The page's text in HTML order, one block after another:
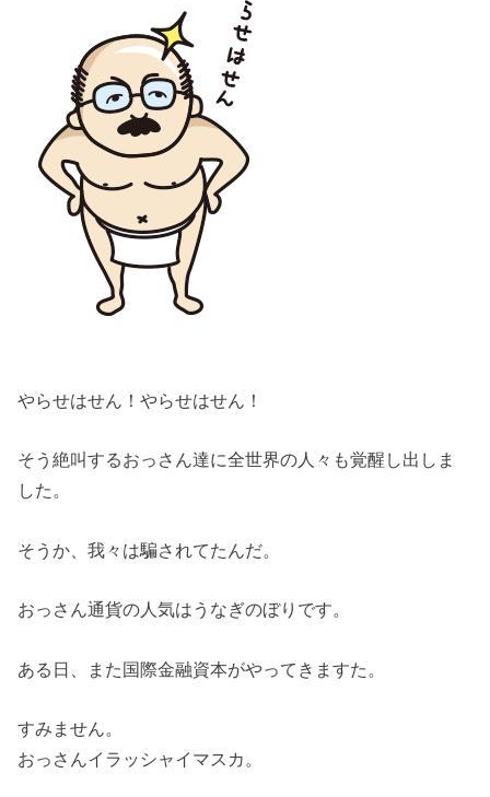
やらせはせん！やらせはせん！
そう絶叫するおっさん達に全世界の人々も覚醒し出しま
した。
そうか、我々は騙されてたんだ。
おっさん通貨の人気はうなぎのぼりです。
ある日、また国際金融資本がやってきますた。
すみません。
おっさんイラッシャイマスカ。